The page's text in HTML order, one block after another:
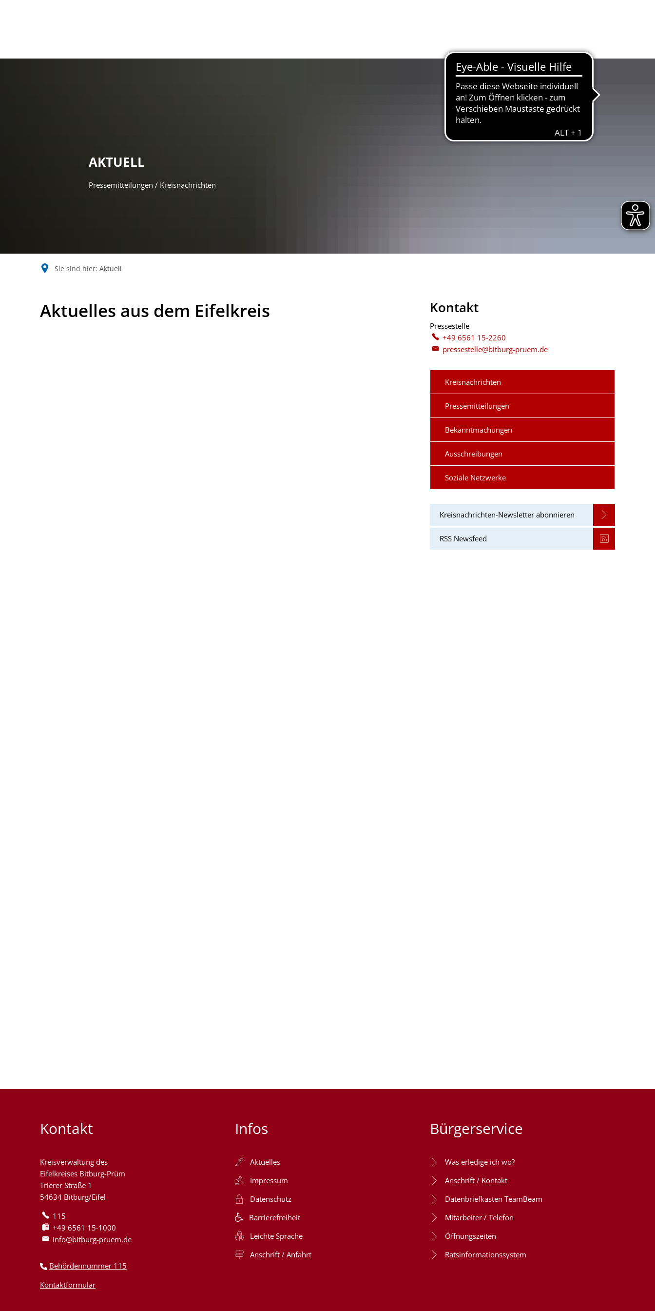
AKTUELL
Pressemitteilungen / Kreisnachrichten
Sie sind hier: Aktuell
AktuellAktuelles aus dem Eifelkreis Kontakt
Pressestelle
+49 6561 15-2260
pressestelle@bitburg-pruem.de
Kreisnachrichten
Pressemitteilungen
Bekanntmachungen
Ausschreibungen
Soziale Netzwerke
Kreisnachrichten-Newsletter abonnieren
RSS Newsfeed
Kontakt
Kreisverwaltung des
Eifelkreises Bitburg-Prüm
Trierer Straße 1
54634 Bitburg/Eifel
115
+49 6561 15-1000
info@bitburg-pruem.de
Behördennummer 115
Kontaktformular
Infos
Aktuelles
Impressum
Datenschutz
Barrierefreiheit
Leichte Sprache
Anschrift / Anfahrt
Bürgerservice
Was erledige ich wo?
Anschrift / Kontakt
Datenbriefkasten TeamBeam
Mitarbeiter / Telefon
Öffnungszeiten
Ratsinformationssystem